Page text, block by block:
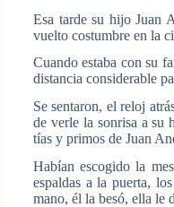
Esa tarde su hijo Juan
vuelto costumbre en la
Cuando estaba con su
distancia considerable
Se sentaron, el reloj
de verle la sonrisa a su
tías y primos de Juan
Habían escogido la
espaldas a la puerta,
mano, él la besó, ella le